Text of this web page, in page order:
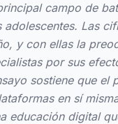
campo de
adolescentes. Las
y con ellas la
por sus
sostiene que el
en sí
educación digital